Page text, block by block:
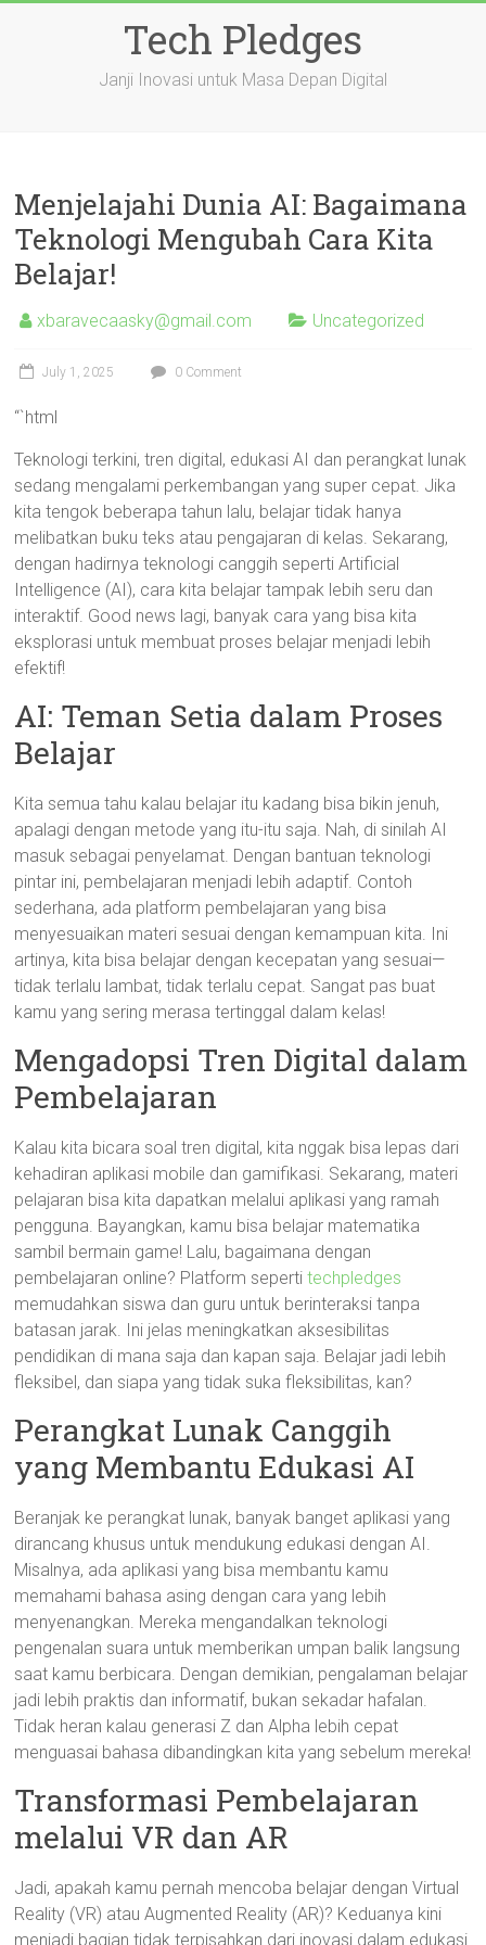
Tech Pledges
Janji Inovasi untuk Masa Depan Digital
Menjelajahi Dunia AI: Bagaimana
Teknologi Mengubah Cara Kita
Belajar!
xbaravecaasky@gmail.com Uncategorized
July 1, 2025 0 Comment
“`html
Teknologi terkini, tren digital, edukasi AI dan perangkat lunak
sedang mengalami perkembangan yang super cepat. Jika
kita tengok beberapa tahun lalu, belajar tidak hanya
melibatkan buku teks atau pengajaran di kelas. Sekarang,
dengan hadirnya teknologi canggih seperti Artificial
Intelligence (AI), cara kita belajar tampak lebih seru dan
interaktif. Good news lagi, banyak cara yang bisa kita
eksplorasi untuk membuat proses belajar menjadi lebih
efektif!
AI: Teman Setia dalam Proses
Belajar
Kita semua tahu kalau belajar itu kadang bisa bikin jenuh,
apalagi dengan metode yang itu-itu saja. Nah, di sinilah AI
masuk sebagai penyelamat. Dengan bantuan teknologi
pintar ini, pembelajaran menjadi lebih adaptif. Contoh
sederhana, ada platform pembelajaran yang bisa
menyesuaikan materi sesuai dengan kemampuan kita. Ini
artinya, kita bisa belajar dengan kecepatan yang sesuai—
tidak terlalu lambat, tidak terlalu cepat. Sangat pas buat
kamu yang sering merasa tertinggal dalam kelas!
Mengadopsi Tren Digital dalam
Pembelajaran
Kalau kita bicara soal tren digital, kita nggak bisa lepas dari
kehadiran aplikasi mobile dan gamifikasi. Sekarang, materi
pelajaran bisa kita dapatkan melalui aplikasi yang ramah
pengguna. Bayangkan, kamu bisa belajar matematika
sambil bermain game! Lalu, bagaimana dengan
pembelajaran online? Platform sepertitechpledges
memudahkan siswa dan guru untuk berinteraksi tanpa
batasan jarak. Ini jelas meningkatkan aksesibilitas
pendidikan di mana saja dan kapan saja. Belajar jadi lebih
fleksibel, dan siapa yang tidak suka fleksibilitas, kan?
Perangkat Lunak Canggih
yang Membantu Edukasi AI
Beranjak ke perangkat lunak, banyak banget aplikasi yang
dirancang khusus untuk mendukung edukasi dengan AI.
Misalnya, ada aplikasi yang bisa membantu kamu
memahami bahasa asing dengan cara yang lebih
menyenangkan. Mereka mengandalkan teknologi
pengenalan suara untuk memberikan umpan balik langsung
saat kamu berbicara. Dengan demikian, pengalaman belajar
jadi lebih praktis dan informatif, bukan sekadar hafalan.
Tidak heran kalau generasi Z dan Alpha lebih cepat
menguasai bahasa dibandingkan kita yang sebelum mereka!
Transformasi Pembelajaran
melalui VR dan AR
Jadi, apakah kamu pernah mencoba belajar dengan Virtual
Reality (VR) atau Augmented Reality (AR)? Keduanya kini
menjadi bagian tidak terpisahkan dari inovasi dalam edukasi